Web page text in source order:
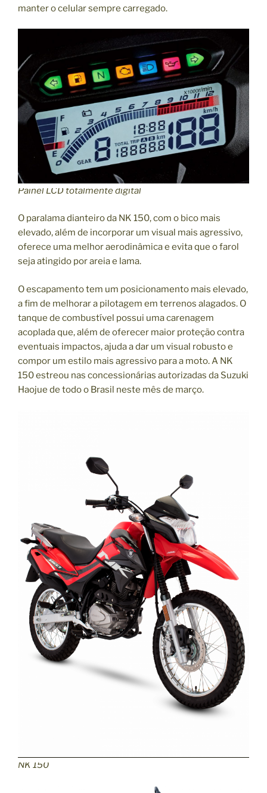
manter o celular sempre carregado.
Painel LCD totalmente digital
O paralama dianteiro da NK 150, com o bico mais
elevado, além de incorporar um visual mais agressivo,
oferece uma melhor aerodinâmica e evita que o farol
seja atingido por areia e lama.
O escapamento tem um posicionamento mais elevado,
a fim de melhorar a pilotagem em terrenos alagados. O
tanque de combustível possui uma carenagem
acoplada que, além de oferecer maior proteção contra
eventuais impactos, ajuda a dar um visual robusto e
compor um estilo mais agressivo para a moto. A NK
150 estreou nas concessionárias autorizadas da Suzuki
Haojue de todo o Brasil neste mês de março.
NK 150